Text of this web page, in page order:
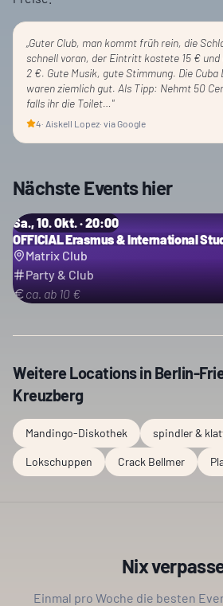
„Guter Club, man kommt früh rein, die
schnell voran, der Eintritt kostete 15 € und
2 €. Gute Musik, gute Stimmung. Die
waren ziemlich gut. Als Tipp: Nehmt 50
falls ihr die Toilet…"
4· Aiskell Lopez· via Google
Nächste Events hier
Sa., 10. Okt. · 20:00
OFFICIAL Erasmus & International
Matrix Club
Party & Club
ca. ab 10 €
Weitere Locations in Berlin-
Kreuzberg
Mandingo-Diskothek spindler &
Lokschuppen Crack Bellmer
Nix
Einmal pro Woche die besten